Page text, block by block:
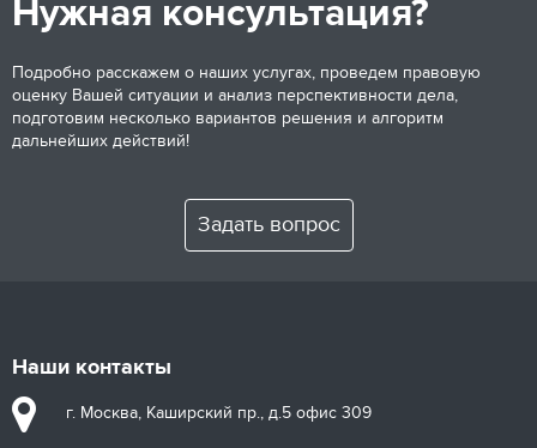
Нужная консультация?
Подробно расскажем о наших услугах, проведем правовую
оценку Вашей ситуации и анализ перспективности дела,
подготовим несколько вариантов решения и алгоритм
дальнейших действий!
Задать вопрос
Наши контакты
г. Москва, Каширский пр., д.5 офис 309